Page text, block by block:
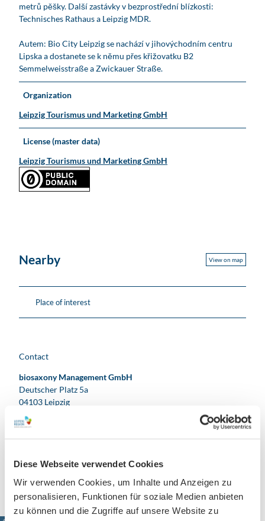
Diese Webseite verwendet Cookies
Wir verwenden Cookies, um Inhalte und Anzeigen zu
personalisieren, Funktionen für soziale Medien anbieten
zu können und die Zugriffe auf unsere Website zu
metrů pěšky. Další zastávky v bezprostřední blízkosti:
Technisches Rathaus a Leipzig MDR.
Autem: Bio City Leipzig se nachází v jihovýchodním centru
Lipska a dostanete se k němu přes křižovatku B2
Semmelweisstraße a Zwickauer Straße.
Organization
Leipzig Tourismus und Marketing GmbH
License (master data)
Leipzig Tourismus und Marketing GmbH
Nearby View on map
Place of interest
Contact
biosaxony Management GmbH
Deutscher Platz 5a
04103 Leipzig
+49 0341 / 21207 - 0